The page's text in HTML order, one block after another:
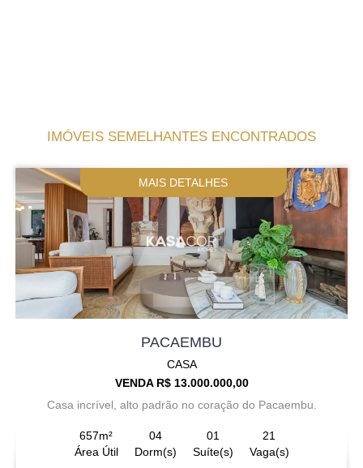
IMÓVEIS SEMELHANTES ENCONTRADOS
MAIS DETALHES
PACAEMBU
CASA
VENDA R$ 13.000.000,00
Casa incrível, alto padrão no coração do Pacaembu.
657m²
Área Útil
04
Dorm(s)
01
Suíte(s)
21
Vaga(s)